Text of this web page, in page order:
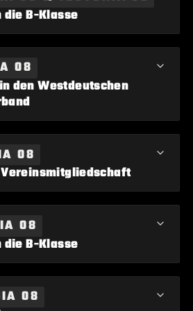
B-Klasse
Teutonia 08 Lippstadt schaffen
die B-Klasse.
08
den Westdeutschen
in den Westdeutschen
08
Gymnasiums verbietet den
bei Borussia 08 Lippstadt.
08
B-Klasse
in die B-Klasse auf.
08